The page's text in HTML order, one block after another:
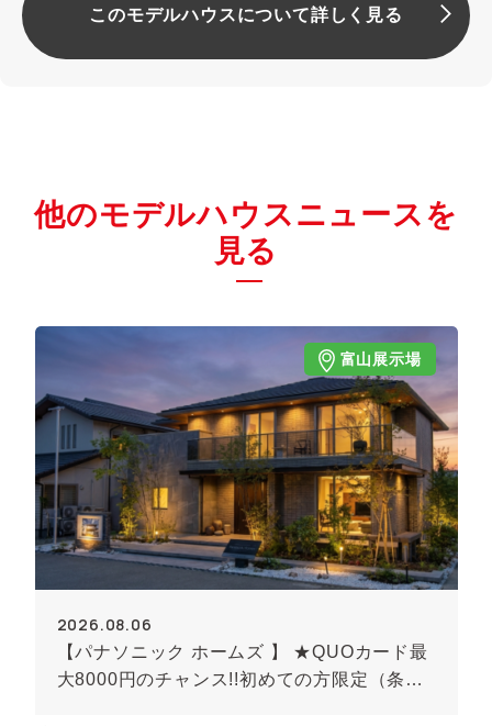
このモデルハウスについて詳しく見る
他のモデルハウスニュースを
見る
富山展示場
2026.08.06
【パナソニック ホームズ 】 ★QUOカード最
大8000円のチャンス!!初めての方限定（条件